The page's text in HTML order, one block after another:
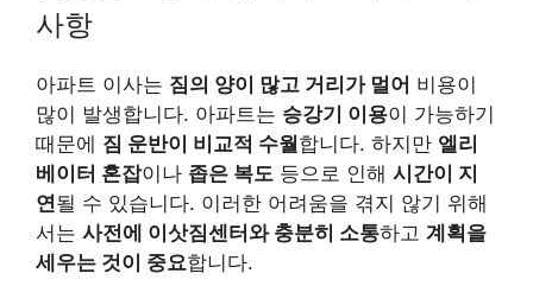
사항
아파트 이사는 짐의 양이 많고 거리가 멀어 비용이
많이 발생합니다. 아파트는 승강기 이용이 가능하기
때문에 짐 운반이 비교적 수월합니다. 하지만 엘리
베이터 혼잡이나 좁은 복도 등으로 인해 시간이 지
연될 수 있습니다. 이러한 어려움을 겪지 않기 위해
서는 사전에 이삿짐센터와 충분히 소통하고 계획을
세우는 것이 중요합니다.